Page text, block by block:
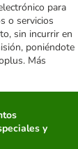
para
o servicios
sin incurrir en
poniéndote
Más
y